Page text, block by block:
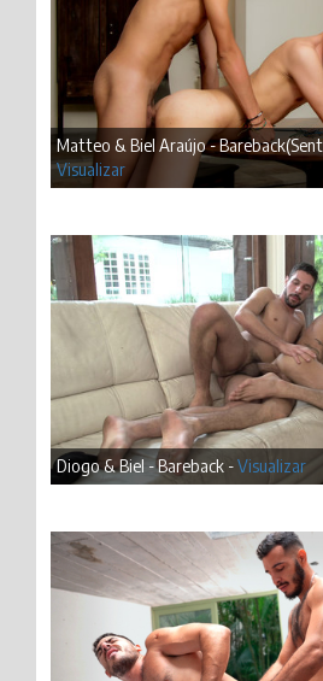
Matteo & Biel Araújo -
Visualizar
Diogo & Biel - Bareback -Visualizar